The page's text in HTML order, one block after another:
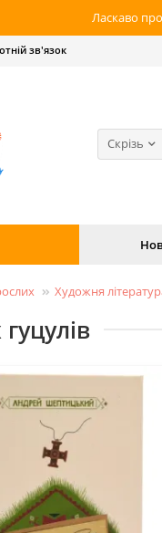
Ласкаво
зв'язок
Скрізь
Художня